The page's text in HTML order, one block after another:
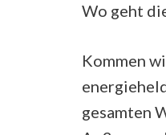
Wo geht
Kommen
gesamten